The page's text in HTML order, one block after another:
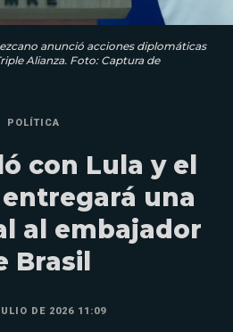
anunció acciones diplomáticas
Alianza. Foto: Captura de
POLÍTICA
con Lula y el
una
al embajador
Brasil
DE 2026 11:09